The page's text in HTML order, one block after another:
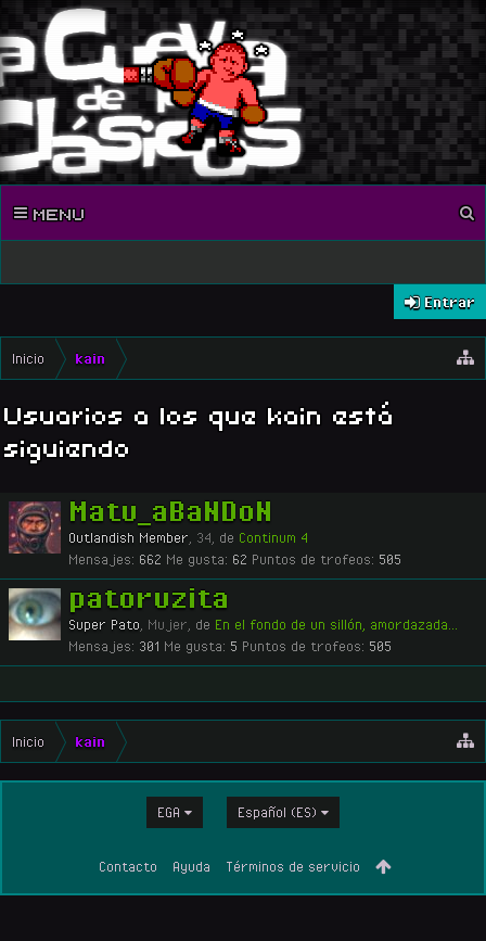
MENU
Entrar
Inicio kain
Usuarios a los que kain está
siguiendo
Matu_aBaNDoN
Outlandish Member , 34, de Continum 4
Mensajes: 662 Me gusta: 62 Puntos de trofeos: 505
patoruzita
Super Pato , Mujer, de En el fondo de un sillón, amordazada...
Mensajes: 301 Me gusta: 5 Puntos de trofeos: 505
Inicio kain
EGA Español (ES)
Contacto Ayuda Términos de servicio